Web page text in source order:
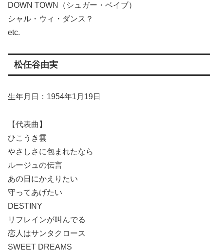
DOWN TOWN（シュガー・ベイブ）
シャル・ウィ・ダンス？
etc.
松任谷由実
生年月日：1954年1月19日
【代表曲】
ひこうき雲
やさしさに包まれたなら
ルージュの伝言
あの日にかえりたい
守ってあげたい
DESTINY
リフレインが叫んでる
恋人はサンタクロース
SWEET DREAMS